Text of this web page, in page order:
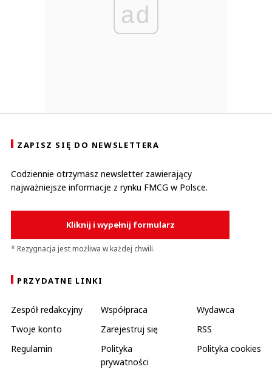
ad
ZAPISZ SIĘ DO NEWSLETTERA
Codziennie otrzymasz newsletter zawierający
najważniejsze informacje z rynku FMCG w Polsce.
Kliknij i wypełnij formularz
* Rezygnacja jest możliwa w każdej chwili.
PRZYDATNE LINKI
Zespół redakcyjny Współpraca
Wydawca
Twoje konto
Zarejestruj się
RSS
Regulamin
Polityka
prywatności
Polityka cookies